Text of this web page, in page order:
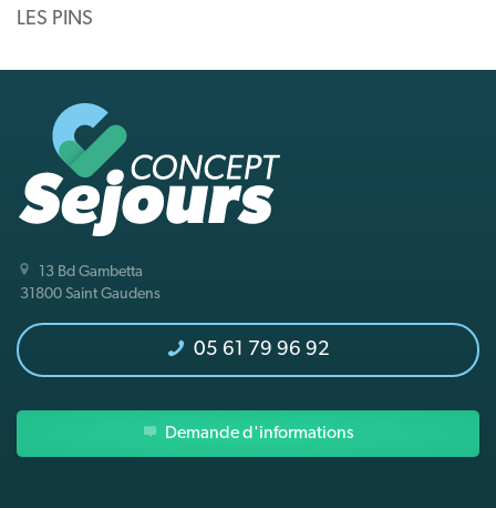
LES PINS
13 Bd Gambetta
31800 Saint Gaudens
05 61 79 96 92
Demande d'informations